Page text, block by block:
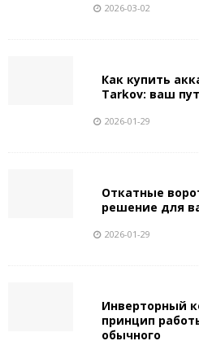
2026-03-02
Как купить
Tarkov: ваш
2026-01-29
Откатные
решение для
2026-01-29
Инверторный
принцип
обычного